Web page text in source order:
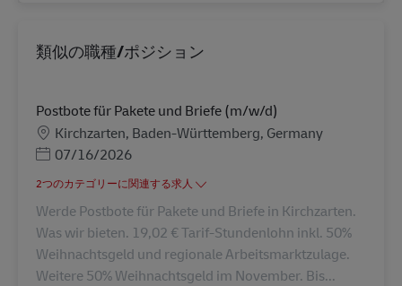
類似の職種/ポジション
Postbote für Pakete und Briefe (m/w/d)
勤務地
Kirchzarten, Baden-Württemberg, Germany
Posted Date
07/16/2026
2つのカテゴリーに関連する求人
Werde Postbote für Pakete und Briefe in Kirchzarten.
Was wir bieten. 19,02 € Tarif-Stundenlohn inkl. 50%
Weihnachtsgeld und regionale Arbeitsmarktzulage.
Weitere 50% Weihnachtsgeld im November. Bis...